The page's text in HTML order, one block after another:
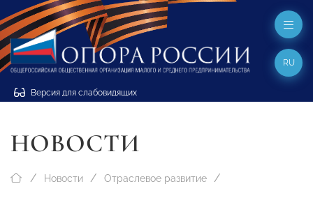
Версия для слабовидящих
RU
НОВОСТИ
Новости Отраслевое развитие